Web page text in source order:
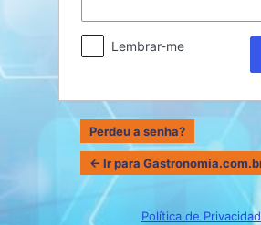
Lembrar-me
Perdeu a senha?
← Ir para
Política de